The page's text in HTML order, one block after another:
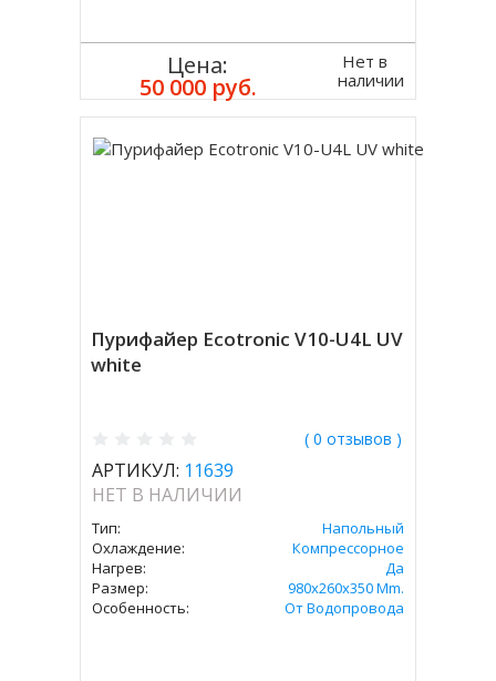
Цена:
50 000 руб.
Нет в
наличии
Пурифайер Ecotronic V10-U4L UV
white
( 0 отзывов )
АРТИКУЛ: 11639
НЕТ В НАЛИЧИИ
Тип:
Напольный
Охлаждение:
Компрессорное
Нагрев:
Да
Размер:
980x260x350 Mm.
Особенность:
От Водопровода